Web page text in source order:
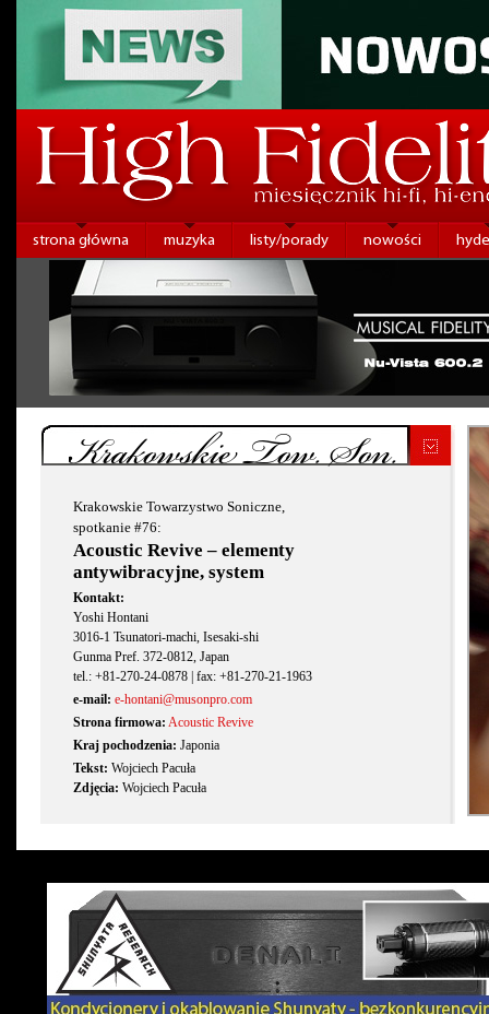
strona główna muzyka listy/porady nowości
Krakowskie Tow. Son.
Krakowskie Towarzystwo Soniczne,
spotkanie #76:
Acoustic Revive – elementy
antywibracyjne, system
Kontakt:
Yoshi Hontani
3016-1 Tsunatori-machi, Isesaki-shi
Gunma Pref. 372-0812, Japan
tel.: +81-270-24-0878 | fax: +81-270-21-1963
e-mail: e-hontani@musonpro.com
Strona firmowa: Acoustic Revive
Kraj pochodzenia: Japonia
Tekst: Wojciech Pacuła
Zdjęcia: Wojciech Pacuła